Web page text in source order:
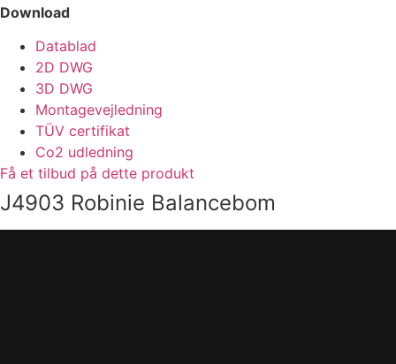
Download
Datablad
2D DWG
3D DWG
Montagevejledning
TÜV certifikat
Co2 udledning
Få et tilbud på dette produkt
J4903 Robinie Balancebom